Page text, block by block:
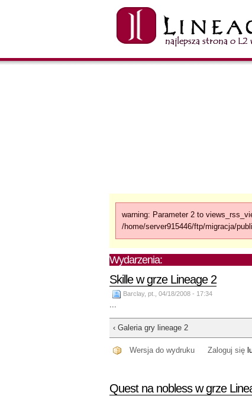
warning: Parameter 2 to
/home/server915446/ftp/migracja/
Wydarzenia:
Skille w grze Lineage 2
Barclay, pt., 04/18/2008 - 17:34
‹ Galeria gry lineage 2
Wersja do wydruku Zaloguj się
Quest na nobless w grze